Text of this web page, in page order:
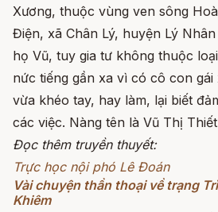
Xương, thuộc vùng ven sông
Điện, xã Chân Lý, huyện Lý
họ Vũ, tuy gia tư không thuộc
nức tiếng gần xa vì có cô con
vừa khéo tay, hay làm, lại biết
các việc. Nàng tên là Vũ Thị
Đọc thêm truyền thuyết:
Trực học nội phó Lê Đoán
Vài chuyện thần thoại về trạng
Khiêm